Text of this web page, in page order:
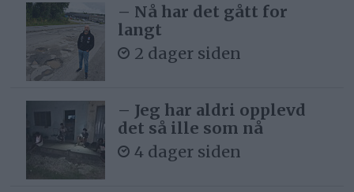
– Nå har det gått for
langt
2 dager siden
– Jeg har aldri opplevd
det så ille som nå
4 dager siden